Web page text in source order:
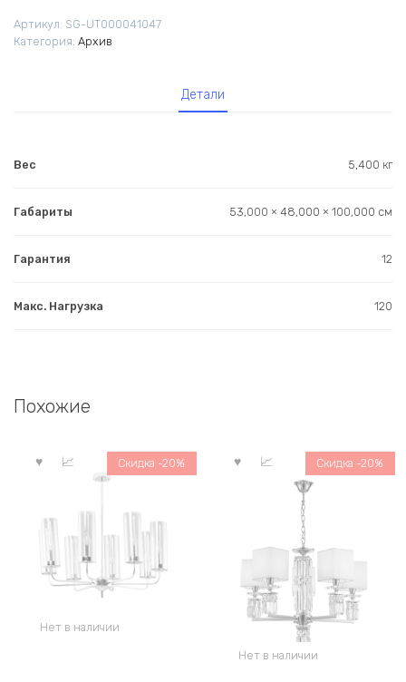
Артикул: SG-UT000041047
Категория: Архив
Детали
Вес 5,400 кг
Габариты 53,000 × 48,000 × 100,000 см
Гарантия 12
Макс. Нагрузка 120
Похожие
Нет в наличии
Скидка -20%
Нет в наличии
Скидка -20%